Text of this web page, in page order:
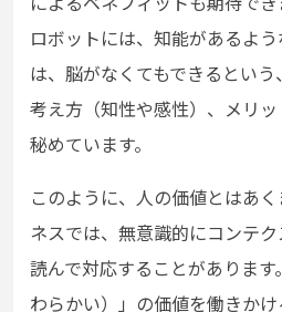
ロボットには、知能があるよう
は、脳がなくてもできるという
考え方（知性や感性）、メリ
秘めています。
このように、人の価値とはあ
ネスでは、無意識的にコンテ
読んで対応することがありま
わらかい）」の価値を働きか